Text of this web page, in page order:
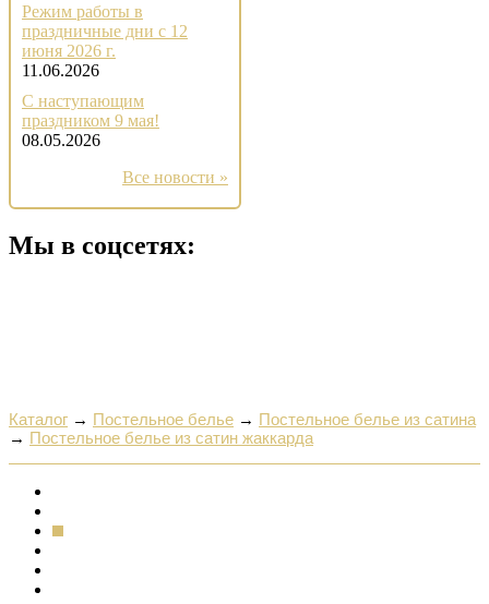
Режим работы в
праздничные дни с 12
июня 2026 г.
11.06.2026
С наступающим
праздником 9 мая!
08.05.2026
Все новости »
Мы в соцсетях:
Каталог → Постельное белье → Постельное белье из сатина
→ Постельное белье из сатин жаккарда